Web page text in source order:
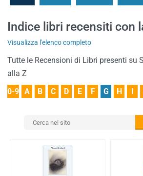
Indice libri recensiti con
Visualizza l'elenco completo
Tutte le Recensioni di Libri presenti su
alla Z
0-9 A B C D E F G H I